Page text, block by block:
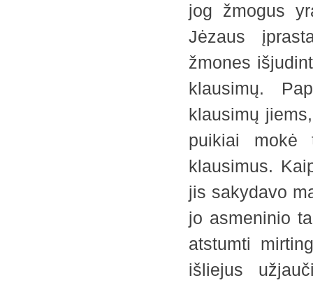
jog žmogus
Jėzaus
žmones
klausimų.
klausimų
puikiai mokė
klausimus.
jis sakydavo
jo asmeninio
atstumti
išliejus